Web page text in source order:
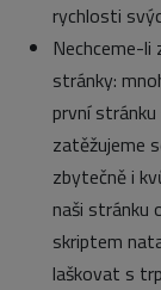
rychlosti
Nechceme-
stránky:
první
zatěžujeme
zbytečně i
naši stránku
skriptem
laškovat s